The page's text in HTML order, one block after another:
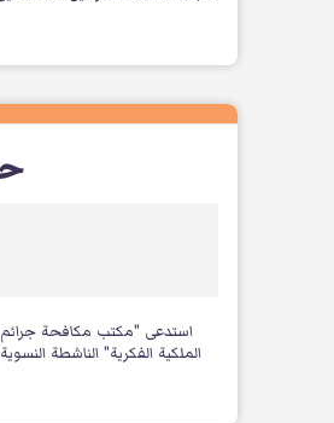
استدعى "مكتب مكافحة جرائم
الملكية الفكرية" الناشطة